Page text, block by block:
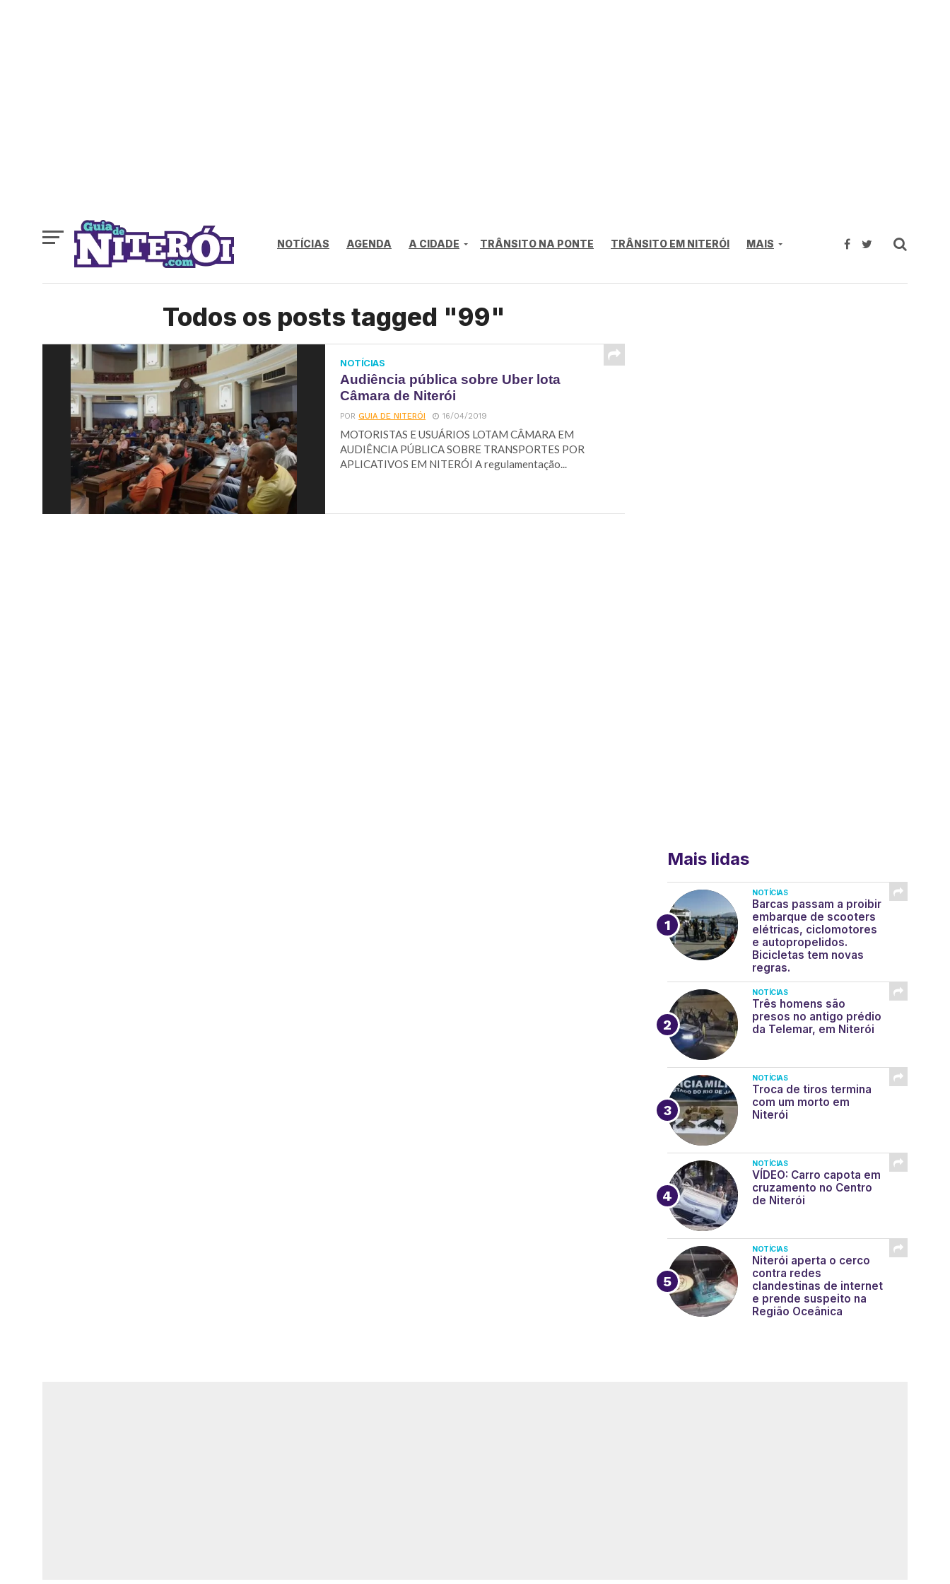
NOTÍCIAS AGENDA A CIDADE TRÂNSITO NA PONTE TRÂNSITO EM NITERÓI MAIS
Todos os posts tagged "99"
NOTÍCIAS
Audiência pública sobre Uber lota
Câmara de Niterói
PORGUIA DE NITERÓI 16/04/2019
MOTORISTAS E USUÁRIOS LOTAM CÂMARA EM
AUDIÊNCIA PÚBLICA SOBRE TRANSPORTES POR
APLICATIVOS EM NITERÓI A regulamentação...
Mais lidas
NOTÍCIAS
Barcas passam a proibir
embarque de scooters
elétricas, ciclomotores
e autopropelidos.
Bicicletas tem novas
regras.
NOTÍCIAS
Três homens são
presos no antigo prédio
da Telemar, em Niterói
NOTÍCIAS
Troca de tiros termina
com um morto em
Niterói
NOTÍCIAS
VÍDEO: Carro capota em
cruzamento no Centro
de Niterói
NOTÍCIAS
Niterói aperta o cerco
contra redes
clandestinas de internet
e prende suspeito na
Região Oceânica